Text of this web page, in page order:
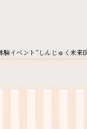
イベント“しんじゅく未来